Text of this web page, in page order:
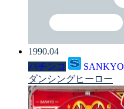
1990.04
パチンコ
SANKYO
ダンシングヒーロー